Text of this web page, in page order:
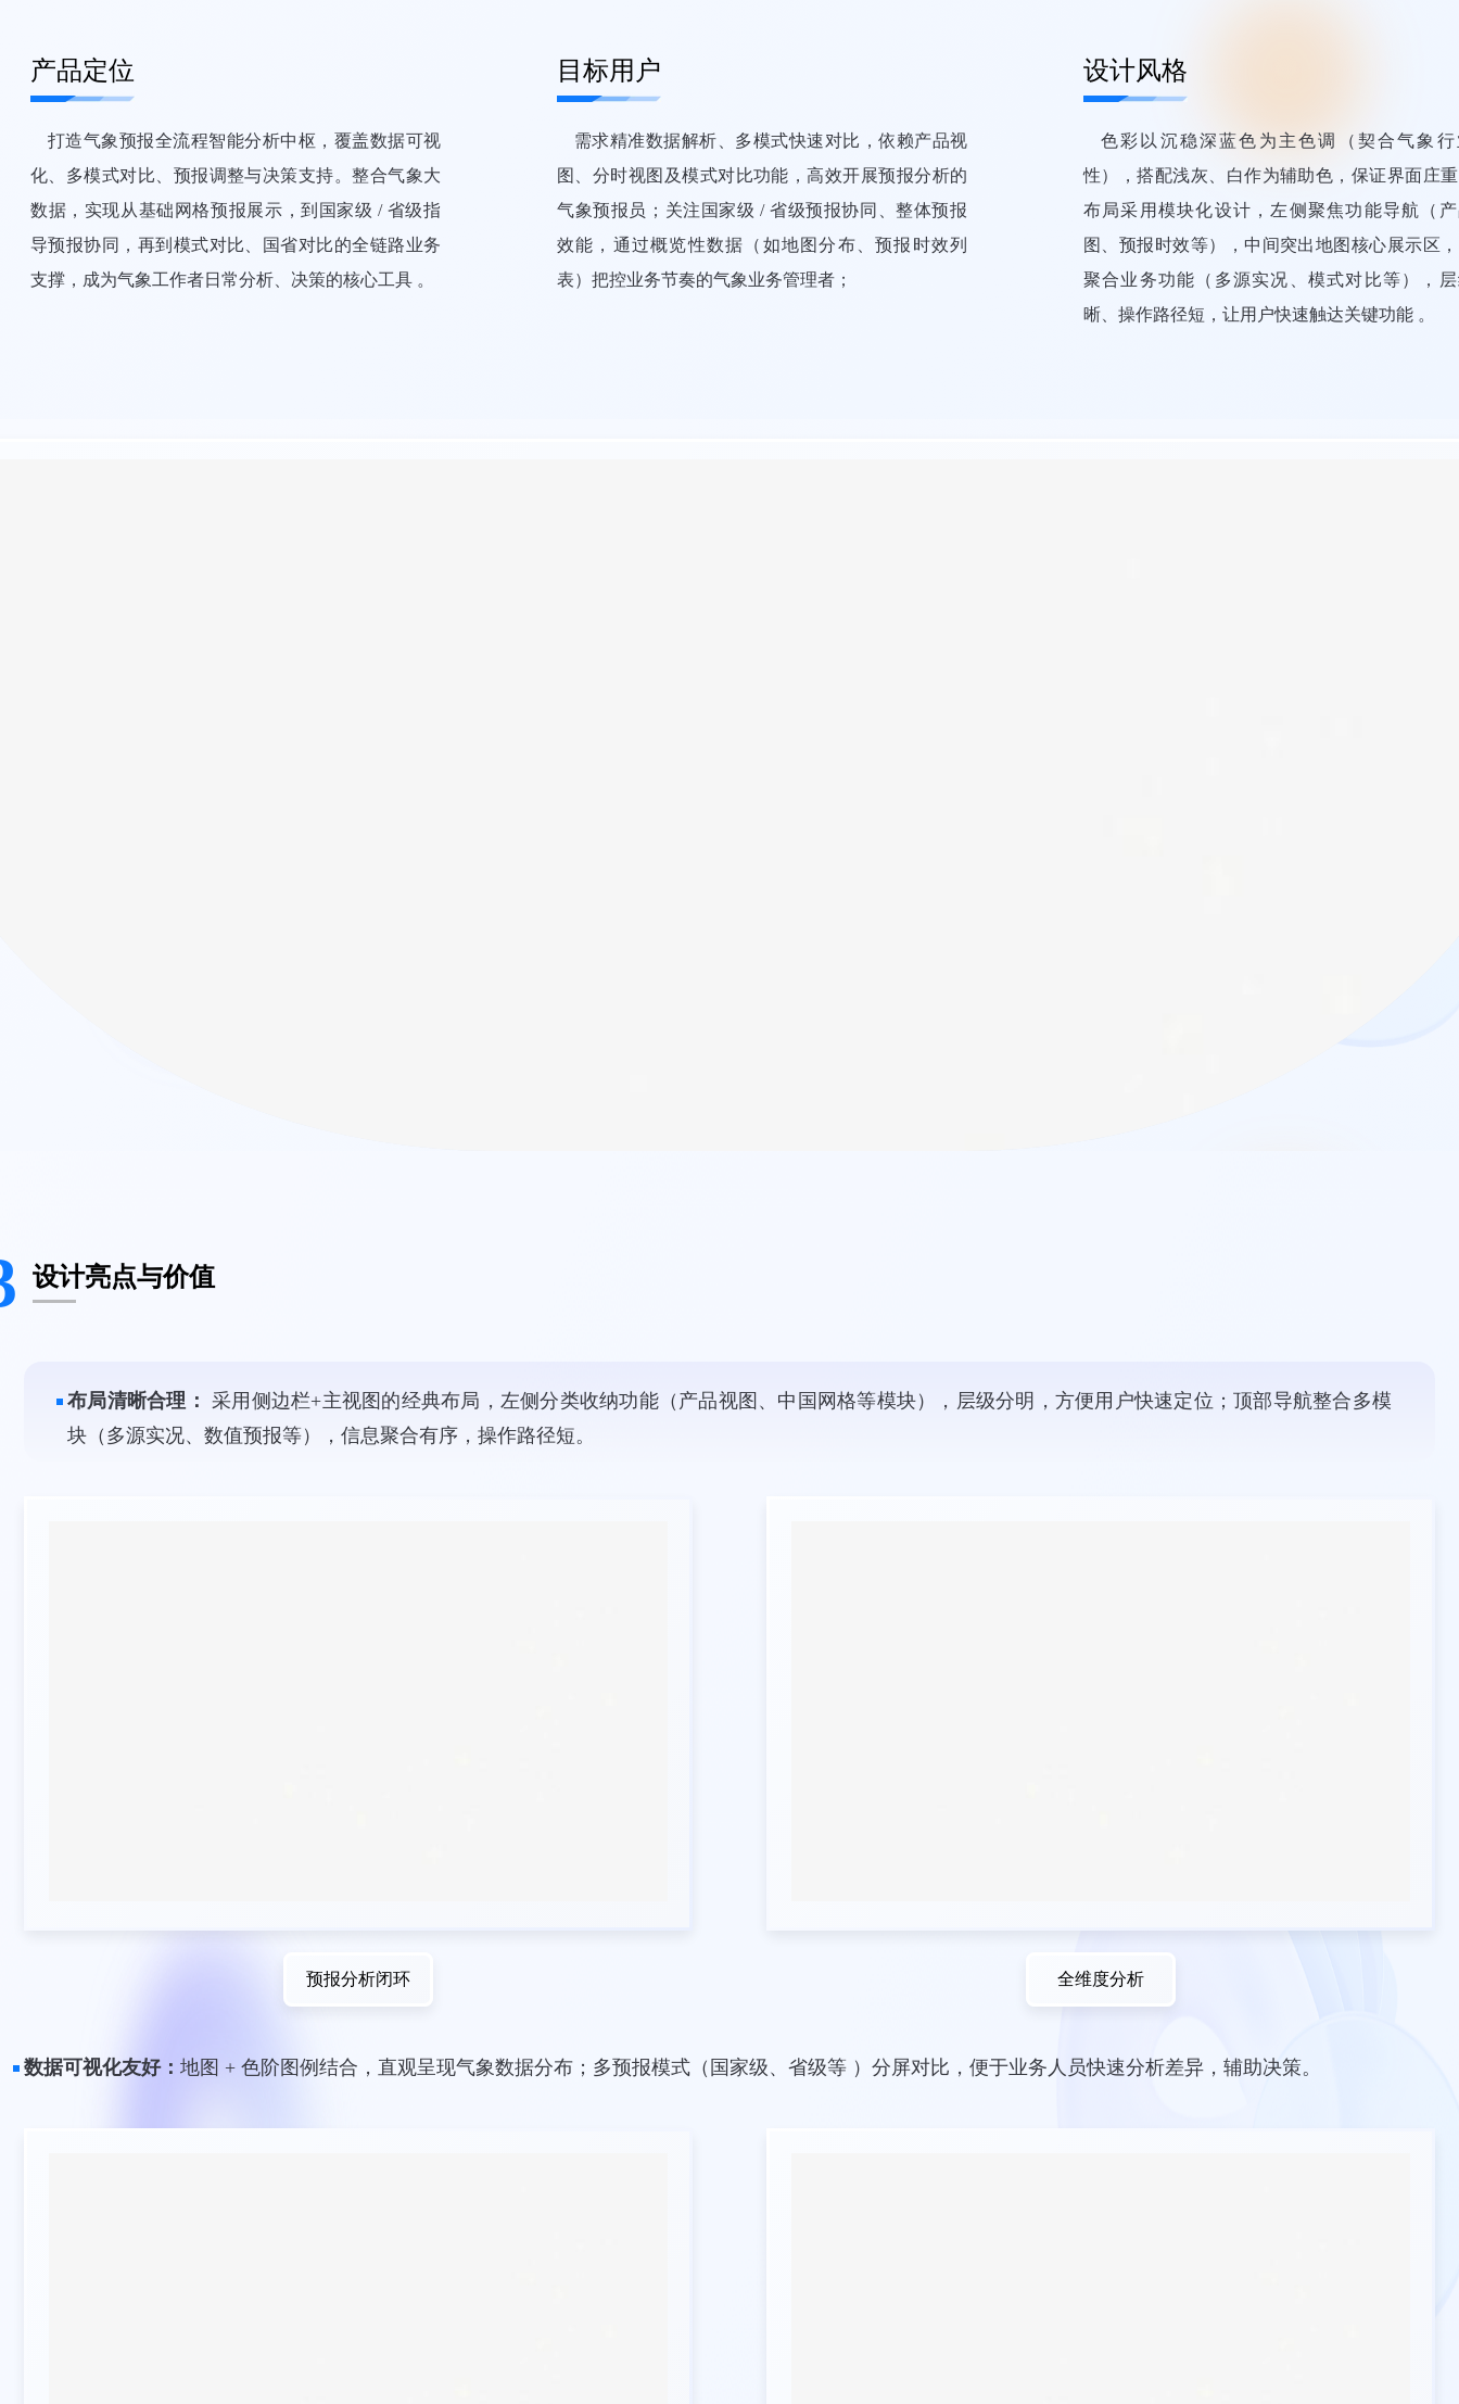
产品定位
打造气象预报全流程智能分析中枢，覆盖数据可视
化、多模式对比、预报调整与决策支持。整合气象大
数据，实现从基础网格预报展示，到国家级 / 省级指
导预报协同，再到模式对比、国省对比的全链路业务
支撑，成为气象工作者日常分析、决策的核心工具 。
目标用户
需求精准数据解析、多模式快速对比，依赖产品视
图、分时视图及模式对比功能，高效开展预报分析的
气象预报员；关注国家级 / 省级预报协同、整体预报
效能，通过概览性数据（如地图分布、预报时效列
表）把控业务节奏的气象业务管理者；
设计风格
色彩以沉稳深蓝色为主色调（契合气象行
性），搭配浅灰、白作为辅助色，保证界面庄
布局采用模块化设计，左侧聚焦功能导航（
图、预报时效等），中间突出地图核心展示区
聚合业务功能（多源实况、模式对比等），
晰、操作路径短，让用户快速触达关键功能 。
设计亮点与价值
布局清晰合理： 采用侧边栏+主视图的经典布局，左侧分类收纳功能（产品视图、中国网格等模块），层级分明，方便用户快速定位；顶部导航整合多模
块（多源实况、数值预报等），信息聚合有序，操作路径短。
预报分析闭环 全维度分析
数据可视化友好： 地图 + 色阶图例结合，直观呈现气象数据分布；多预报模式（国家级、省级等 ）分屏对比，便于业务人员快速分析差异，辅助决策。